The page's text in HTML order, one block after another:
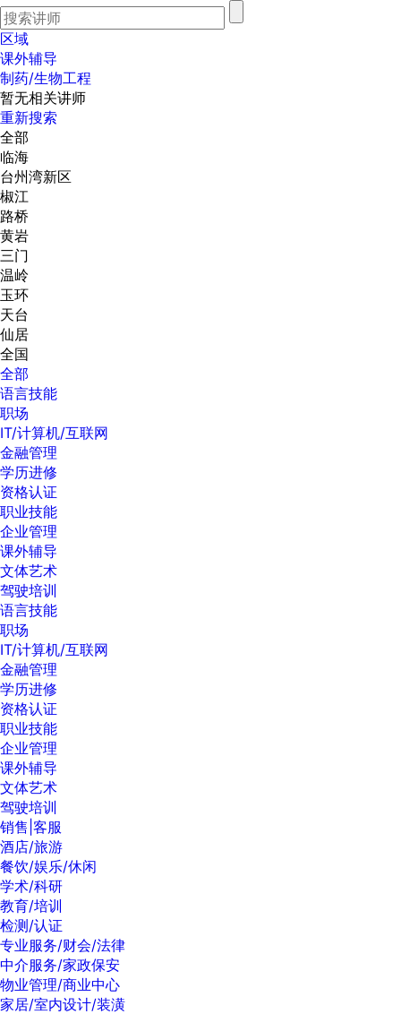
区域
课外辅导
制药/生物工程
暂无相关讲师
重新搜索
全部
临海
台州湾新区
椒江
路桥
黄岩
三门
温岭
玉环
天台
仙居
全国
全部
语言技能
职场
IT/计算机/互联网
金融管理
学历进修
资格认证
职业技能
企业管理
课外辅导
文体艺术
驾驶培训
语言技能
职场
IT/计算机/互联网
金融管理
学历进修
资格认证
职业技能
企业管理
课外辅导
文体艺术
驾驶培训
销售|客服
酒店/旅游
餐饮/娱乐/休闲
学术/科研
教育/培训
检测/认证
专业服务/财会/法律
中介服务/家政保安
物业管理/商业中心
家居/室内设计/装潢